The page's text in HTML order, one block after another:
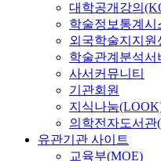
대학공개강의
학술정보통계시
외국학술지지원
학술관계분석서
사서커뮤니티
기관회원
지식나눔
의학전자도서관
유관기관 사이트
교육부(MOE)